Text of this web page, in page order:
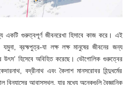
একটি গুরুত্বপূর্ণ জীবনরেখা হিসাবে কাজ করে। এই
ব্রহ্মপুত্র-যা লক্ষ লক্ষ মানুষের জীবনের জন্য
উৎস’ হিসেবে অবিহিত করেছে। ভৌগোলিক গুরুত্বের
বদ্রীনাথ এবং কৈলাশ মানসরোবর হিন্দুধর্মের
আবাসস্থল, যার মধ্যে অনেকগুলি বৈজ্ঞানিক